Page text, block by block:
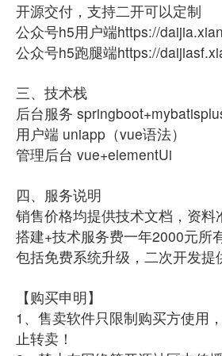
开源交付，支持二开可以定制
公众号h5用户端https://
公众号h5跑腿端https://
三、技术栈
后台服务
用户端 uniapp（vue语法）
管理后台 vue+elementUi
四、服务说明
销售价格均提供技术文档，资
搭建+技术服务费一年2000元所
包括免费系统升级，二次开发提
【购买申明】
1、售卖软件只限制购买方使用
止转卖！